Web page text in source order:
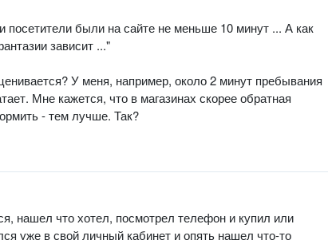
посетители были на сайте не меньше 10 минут ... А как
зависит ..."
У меня, например, около 2 минут пребывания
Мне кажется, что в магазинах скорее обратная
- тем лучше. Так?
нашел что хотел, посмотрел телефон и купил или
уже в свой личный кабинет и опять нашел что-то